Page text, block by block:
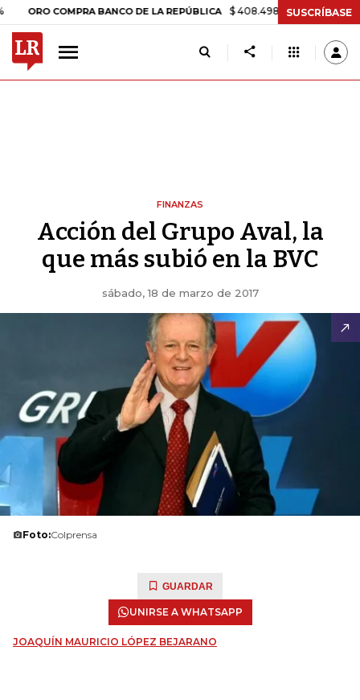
COMPRA BANCO DE LA REPÚBLICA $ 408.498,97 +$ 8.753,81 +2,19%
SUSCRÍBASE
FINANZAS
Acción del Grupo Aval, la
que más subió en la BVC
sábado, 18 de marzo de 2017
Foto:Colprensa
GUARDAR
UNIRSE A WHATSAPP
JOAQUÍN MAURICIO LÓPEZ BEJARANO